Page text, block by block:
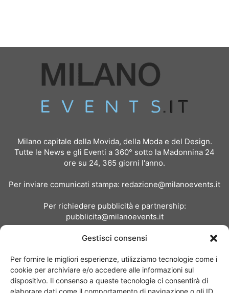
Gestisci consensi
Per fornire le migliori esperienze, utilizziamo tecnologie come i
cookie per archiviare e/o accedere alle informazioni sul
dispositivo. Il consenso a queste tecnologie ci consentirà di
elaborare dati come il comportamento di navigazione o gli ID
Milano capitale della Movida, della Moda e del Design.
Tutte le News e gli Eventi a 360° sotto la Madonnina 24
ore su 24, 365 giorni l'anno.
Per inviare comunicati stampa: redazione@milanoevents.it
Per richiedere pubblicità e partnership:
pubblicita@milanoevents.it